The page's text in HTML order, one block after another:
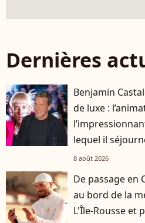
Dernières
Benjamin
de luxe :
lequel il
8 août 2026
De passage en
au bord de la
L'Île-Rousse et